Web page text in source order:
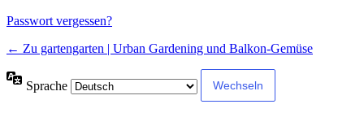
Passwort vergessen?
← Zu gartengarten | Urban Gardening und Balkon-Gemüse
Sprache